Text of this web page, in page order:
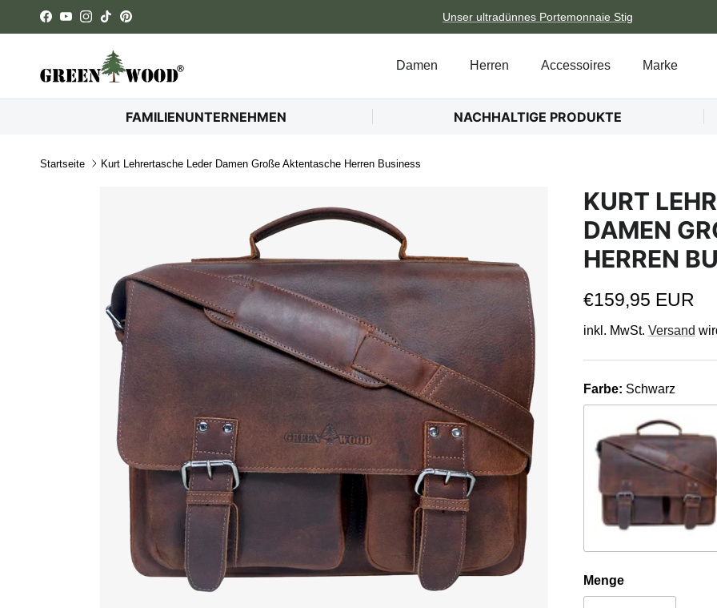
Direkt zum Inhalt
Facebook
YouTubeInstagram
TikTokPinterest Unser ultradünnes Portemonnaie Stig
Damen Herren Accessoires Marke
FAMILIENUNTERNEHMEN NACHHALTIGE PRODUKTE
Startseite Kurt Lehrertasche Leder Damen Große Aktentasche Herren Business
KURT
DAMEN
ERREN
Normaler Preis
€159,95 EUR
inkl. MwSt. Versand
Farbe: Schwarz
Sandel
Menge